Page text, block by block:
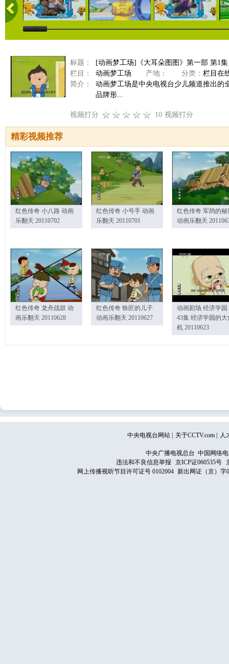
标题：
[动画梦工场]《大耳朵图图》第一部 第1
栏目：
动画梦工场 产地： 分类： 栏目在
简介：
动画梦工场是中央电视台少儿频道推出的
品牌形...
视频打分 10 视频打分
精彩视频推荐
红色传奇 小八路 动画
乐翻天 20110702
红色传奇 小号手 动画
乐翻天 20110701
红色传奇 军鸽的秘
动画乐翻天
红色传奇 龙舟战鼓 动
画乐翻天 20110628
红色传奇 铁匠的儿子
动画乐翻天 20110627
动画剧场 经济学园
43集 经济学园的大
机 20110623
中央电视台网站 关于CCTV.com 人
中央广播电视总台 中国网络
违法和不良信息举报
京ICP证060535号
网上传播视听节目许可证号 0102004 新出网证（京）